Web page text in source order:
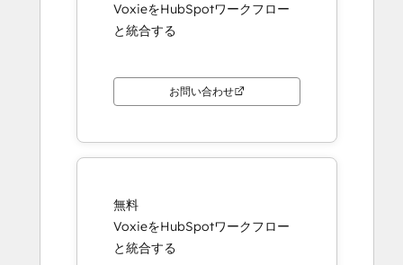
VoxieをHubSpotワークフロー
と統合する
お問い合わせ
無料
VoxieをHubSpotワークフロー
と統合する